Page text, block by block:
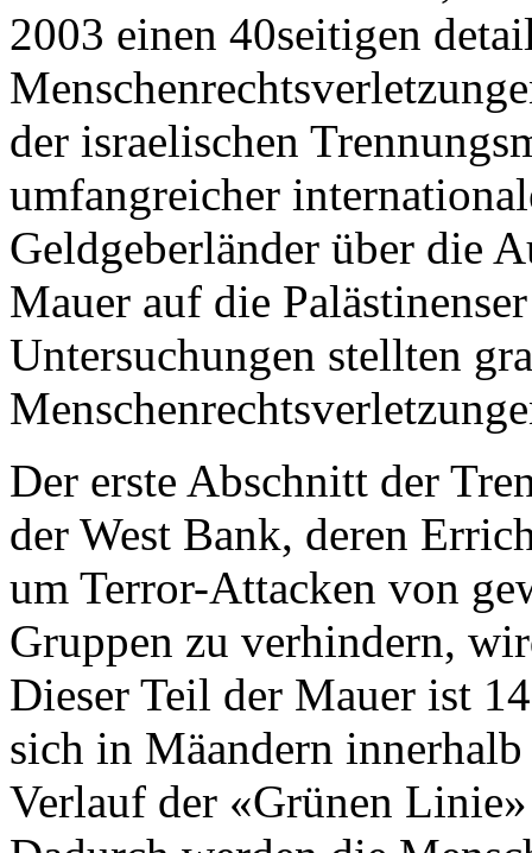
2003 einen 40seitigen
der israelischen
umfangreicher
Geldgeberländer über die
Mauer auf die
Untersuchungen stellten
Der erste Abschnitt der
der West Bank, deren
um Terror-Attacken von
Gruppen zu verhindern,
Dieser Teil der Mauer ist
sich in Mäandern
Verlauf der «Grünen